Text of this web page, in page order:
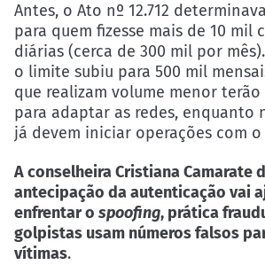
Antes, o Ato nº 12.712
para quem fizesse mais de 10 mil
diárias (cerca de 300 mil por
o limite subiu para 500 mil
que realizam volume menor
para adaptar as redes, enquanto
já devem iniciar operações com
A conselheira Cristiana Camarate
antecipação da autenticação vai
enfrentar o spoofing, prática
golpistas usam números falsos
vítimas.